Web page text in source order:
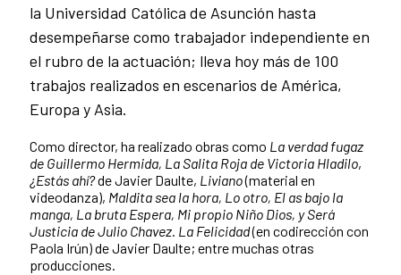
la Universidad Católica de Asunción hasta
desempeñarse como trabajador independiente en
el rubro de la actuación; lleva hoy más de 100
trabajos realizados en escenarios de América,
Europa y Asia.
Como director, ha realizado obras como La verdad fugaz
de Guillermo Hermida, La Salita Roja de Victoria Hladilo,
¿Estás ahí?de Javier Daulte, Liviano(material en
videodanza), Maldita sea la hora, Lo otro, El as bajo la
manga, La bruta Espera, Mi propio Niño Dios, y Será
Justicia de Julio Chavez. La Felicidad(en codirección con
Paola Irún) de Javier Daulte; entre muchas otras
producciones.